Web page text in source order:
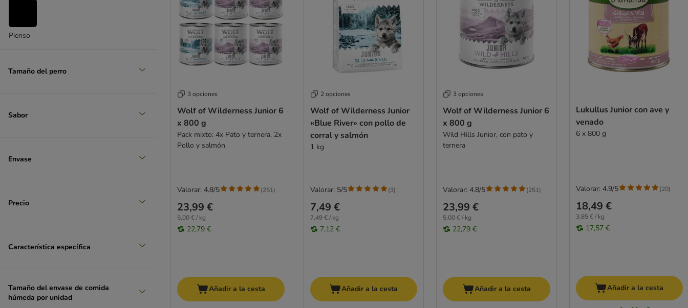
Pienso
Tamaño del perro
Sabor
Envase
Precio
Característica específica
Tamaño del envase de comida
húmeda por unidad
3 opciones
Wolf of Wilderness Junior 6
x 800 g
Pack mixto: 4x Pato y ternera, 2x
Pollo y salmón
23,99 €
5,00 € / kg
22,79 €
Valorar: 4.8/5 (251)
Añadir a la cesta
2 opciones
Wolf of Wilderness Junior
«Blue River» con pollo de
corral y salmón
1 kg
7,49 €
7,49 € / kg
7,12 €
Valorar: 5/5 (3)
Añadir a la cesta
3 opciones
Wolf of Wilderness Junior 6
x 800 g
Wild Hills Junior, con pato y
ternera
23,99 €
5,00 € / kg
22,79 €
Valorar: 4.8/5 (251)
Añadir a la cesta
Lukullus Junior con ave y
venado
6 x 800 g
18,49 €
3,85 € / kg
17,57 €
Valorar: 4.9/5 (20)
Añadir a la cesta